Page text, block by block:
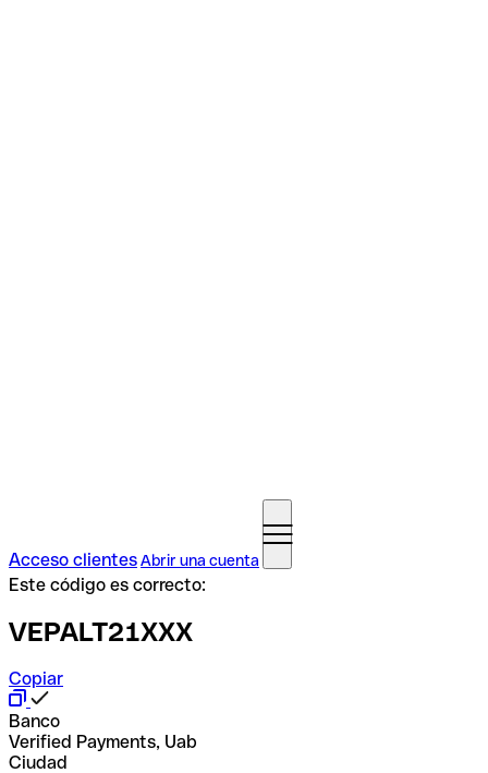
Acceso clientesAbrir una cuenta
Este código es correcto:
VEPALT21XXX
Copiar
Banco
Verified Payments, Uab
Ciudad